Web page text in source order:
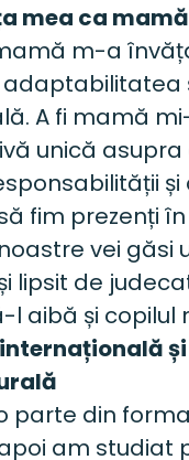
mea ca mamă
m-a
A fi mamă
unică asupra
și
fim prezenți
vei găsi
lipsit de
l aibă și copilul
parte din
am studiat